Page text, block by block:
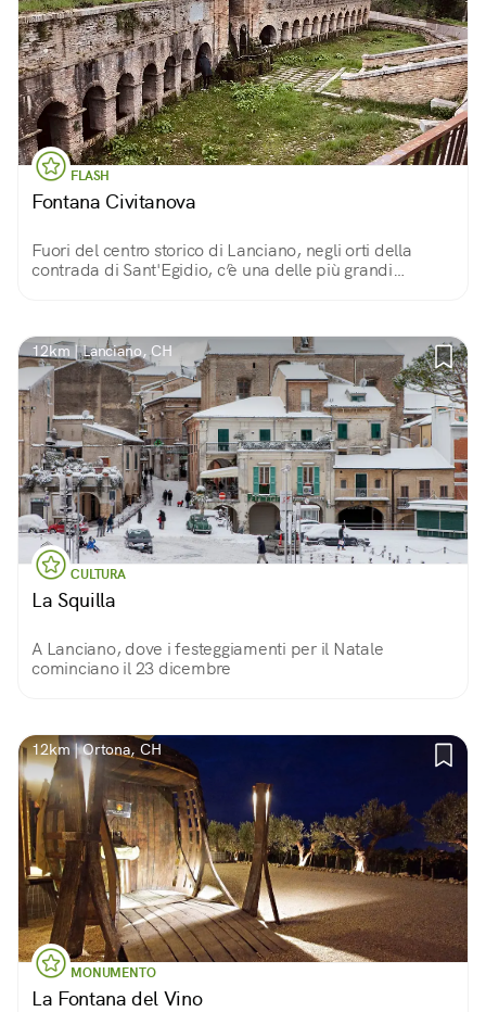
FLASH
Fontana Civitanova
Fuori del centro storico di Lanciano, negli orti della
contrada di Sant'Egidio, c’è una delle più grandi
12km | Lanciano, CH
CULTURA
La Squilla
A Lanciano, dove i festeggiamenti per il Natale
cominciano il 23 dicembre
12km | Ortona, CH
MONUMENTO
La Fontana del Vino